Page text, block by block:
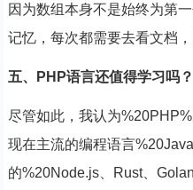
因为数组本身不是始终为第
记忆，每次都需要去看文档
五、PHP语言还值得学习吗？
尽管如此，我认为
现在主流的编程语言
的%20Node.js、Rust、